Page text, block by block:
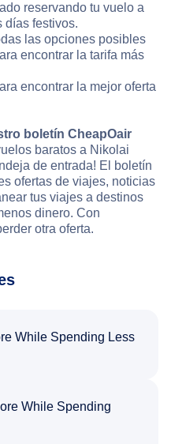
reservando tu vuelo a
días festivos.
las opciones posibles
encontrar la tarifa más
encontrar la mejor oferta
boletín CheapOair
baratos a Nikolai
de entrada! El boletín
ofertas de viajes, noticias
tus viajes a destinos
dinero. Con
otra oferta.
While Spending Less
While Spending